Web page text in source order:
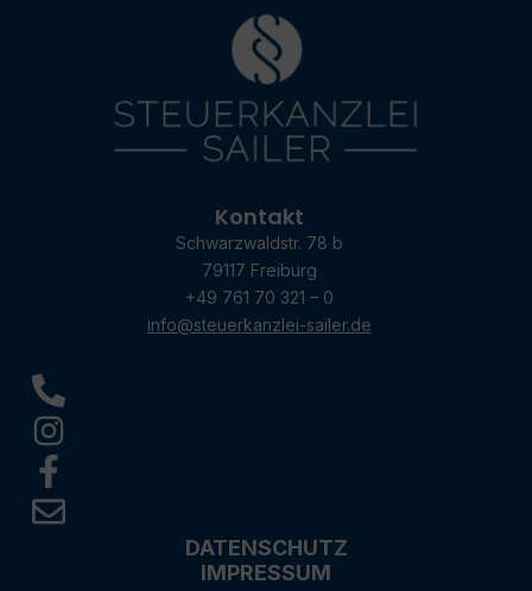
Kontakt
Schwarzwaldstr. 78 b
79117 Freiburg
+49 761 70 321 – 0
info@steuerkanzlei-sailer.de
DATENSCHUTZ
IMPRESSUM